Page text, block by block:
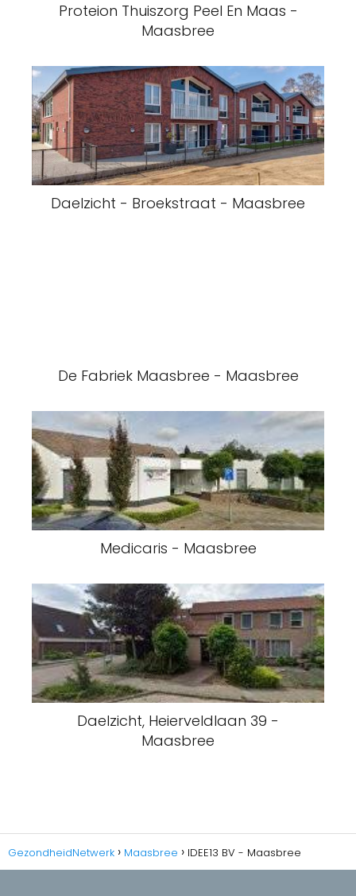
Proteion Thuiszorg Peel En Maas -
Maasbree
Daelzicht - Broekstraat - Maasbree
De Fabriek Maasbree - Maasbree
Medicaris - Maasbree
Daelzicht, Heierveldlaan 39 -
Maasbree
GezondheidNetwerk Maasbree IDEE13 BV - Maasbree